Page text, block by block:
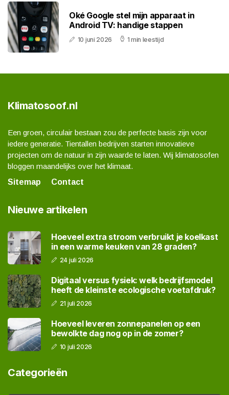
Oké Google stel mijn apparaat in
Android TV: handige stappen
10 juni 2026 1 min leestijd
Klimatosoof.nl
Een groen, circulair bestaan zou de perfecte basis zijn voor
iedere generatie. Tientallen bedrijven starten innovatieve
projecten om de natuur in zijn waarde te laten. Wij klimatosofen
bloggen maandelijks over het klimaat.
Sitemap
Contact
Nieuwe artikelen
Hoeveel extra stroom verbruikt je koelkast
in een warme keuken van 28 graden?
24 juli 2026
Digitaal versus fysiek: welk bedrijfsmodel
heeft de kleinste ecologische voetafdruk?
21 juli 2026
Hoeveel leveren zonnepanelen op een
bewolkte dag nog op in de zomer?
10 juli 2026
Categorieën